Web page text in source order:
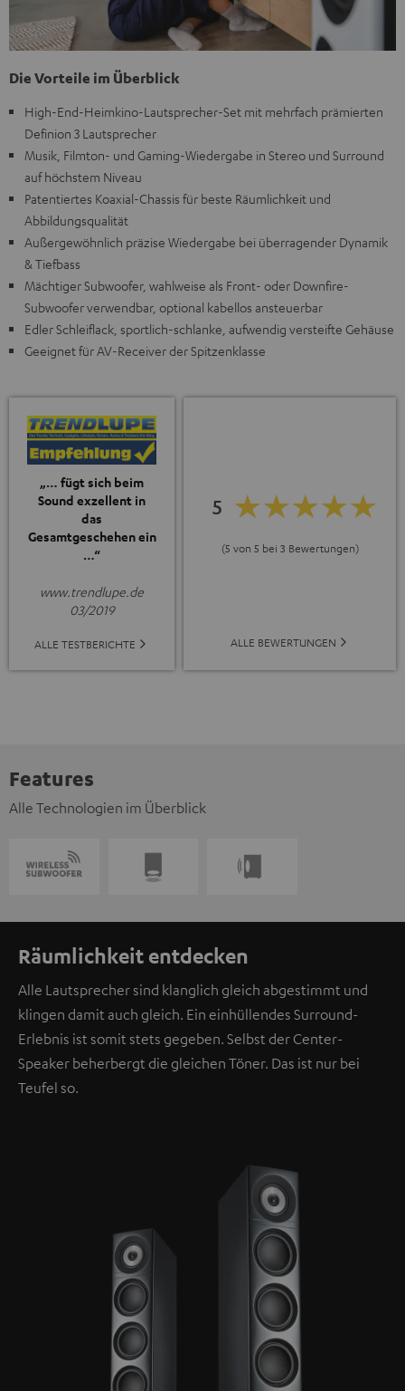
Die Vorteile im Überblick
High-End-Heimkino-Lautsprecher-Set mit mehrfach prämierten
Definion 3 Lautsprecher
Musik, Filmton- und Gaming-Wiedergabe in Stereo und Surround
auf höchstem Niveau
Patentiertes Koaxial-Chassis für beste Räumlichkeit und
Abbildungsqualität
Außergewöhnlich präzise Wiedergabe bei überragender Dynamik
& Tiefbass
Mächtiger Subwoofer, wahlweise als Front- oder Downfire-
Subwoofer verwendbar, optional kabellos ansteuerbar
Edler Schleiflack, sportlich-schlanke, aufwendig versteifte Gehäuse
Geeignet für AV-Receiver der Spitzenklasse
„… fügt sich beim
Sound exzellent in
das
Gesamtgeschehen ein
…“
www.trendlupe.de
03/2019
ALLE TESTBERICHTE
5
(5 von 5 bei 3 Bewertungen)
ALLE BEWERTUNGEN
Features
Alle Technologien im Überblick
Räumlichkeit entdecken
Alle Lautsprecher sind klanglich gleich abgestimmt und
klingen damit auch gleich. Ein einhüllendes Surround-
Erlebnis ist somit stets gegeben. Selbst der Center-
Speaker beherbergt die gleichen Töner. Das ist nur bei
Teufel so.